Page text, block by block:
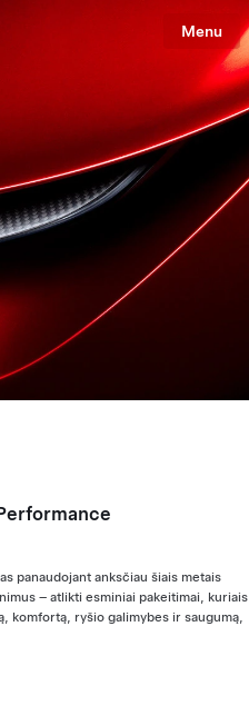
Menu
panaudojant anksčiau šiais metais
– atlikti esminiai pakeitimai, kuriais
komfortą, ryšio galimybes ir saugumą,